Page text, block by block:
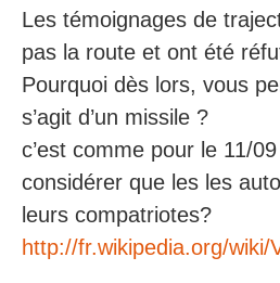
Les témoignages de
pas la route et ont été
Pourquoi dès lors, vous
s’agit d’un missile ?
c’est comme pour le 11/
considérer que les les
leurs compatriotes?
http://fr.wikipedia.org/wiki/